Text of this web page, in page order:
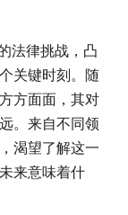
法律挑战，凸
关键时刻。随
方面面，其对
。来自不同领
渴望了解这一
来意味着什